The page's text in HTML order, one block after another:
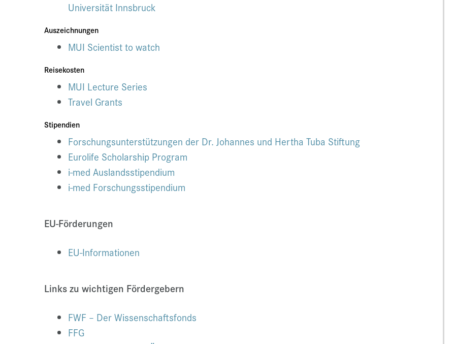
Universität Innsbruck
Auszeichnungen
MUI Scientist to watch
Reisekosten
MUI Lecture Series
Travel Grants
Stipendien
Forschungsunterstützungen der Dr. Johannes und Hertha Tuba Stiftung
Eurolife Scholarship Program
i-med Auslandsstipendium
i-med Forschungsstipendium
EU-Förderungen
EU-Informationen
Links zu wichtigen Fördergebern
FWF – Der Wissenschaftsfonds
FFG